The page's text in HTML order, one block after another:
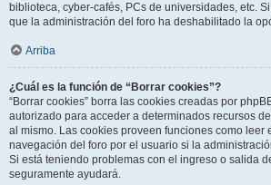
biblioteca, cyber-cafés, PCs de universidades, etc.
que la administración del foro ha deshabilitado la
Arriba
¿Cuál es la función de “Borrar cookies”?
“Borrar cookies” borra las cookies creadas por
autorizado para acceder a determinados recursos
al mismo. Las cookies proveen funciones como leer
navegación del foro por el usuario si la
Si está teniendo problemas con el ingreso o salida
seguramente ayudará.